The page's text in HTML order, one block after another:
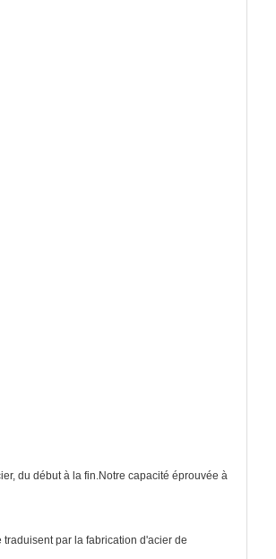
du début à la fin.Notre capacité éprouvée à
par la fabrication d'acier de